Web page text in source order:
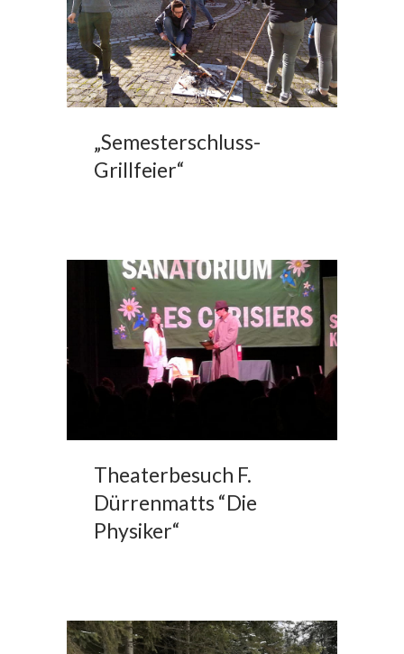
„Semesterschluss-
Grillfeier“
Theaterbesuch F.
Dürrenmatts “Die
Physiker“